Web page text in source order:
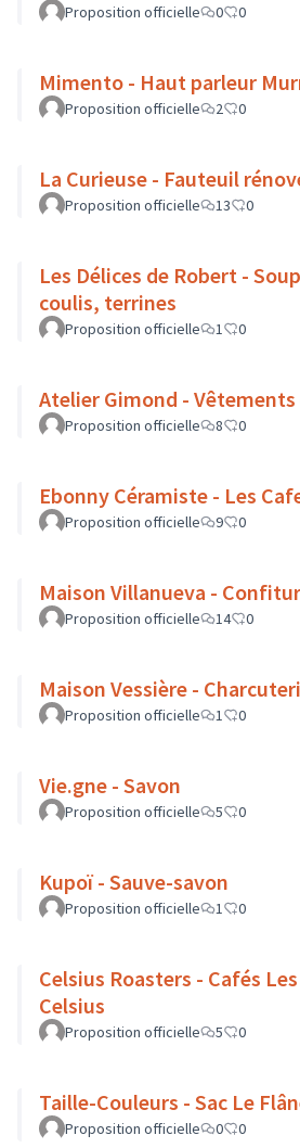
Proposition officielle 0 0
Mimento - Haut parleur
Proposition officielle 2 0
La Curieuse - Fauteuil
Proposition officielle 13 0
Les Délices de Robert -
coulis, terrines
Proposition officielle 1 0
Atelier Gimond -
Proposition officielle 8 0
Ebonny Céramiste - Les
Proposition officielle 9 0
Maison Villanueva -
Proposition officielle 14 0
Maison Vessière -
Proposition officielle 1 0
Vie.gne - Savon
Proposition officielle 5 0
Kupoï - Sauve-savon
Proposition officielle 1 0
Celsius Roasters - Cafés
Celsius
Proposition officielle 5 0
Taille-Couleurs - Sac Le
Proposition officielle 0 0